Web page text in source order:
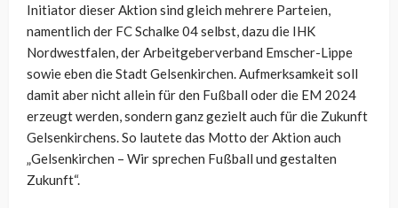
Initiator dieser Aktion sind gleich mehrere Parteien,
namentlich der FC Schalke 04 selbst, dazu die IHK
Nordwestfalen, der Arbeitgeberverband Emscher-Lippe
sowie eben die Stadt Gelsenkirchen. Aufmerksamkeit soll
damit aber nicht allein für den Fußball oder die EM 2024
erzeugt werden, sondern ganz gezielt auch für die Zukunft
Gelsenkirchens. So lautete das Motto der Aktion auch
„Gelsenkirchen – Wir sprechen Fußball und gestalten
Zukunft“.